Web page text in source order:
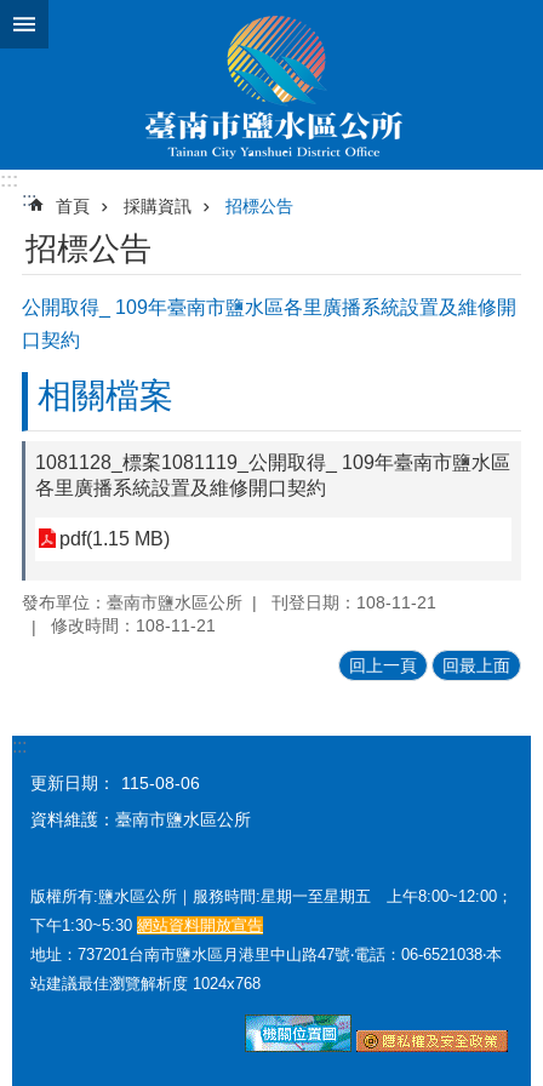
跳到主要內容區塊
:::
:::
首頁 採購資訊 招標公告
招標公告
公開取得_ 109年臺南市鹽水區各里廣播系統設置及維修開
口契約
相關檔案
1081128_標案1081119_公開取得_ 109年臺南市鹽水區
各里廣播系統設置及維修開口契約
pdf(1.15 MB)
發布單位：臺南市鹽水區公所
刊登日期：108-11-21
修改時間：108-11-21
回上一頁 回最上面
:::
更新日期：
115-08-06
資料維護：臺南市鹽水區公所
版權所有:鹽水區公所｜服務時間:星期一至星期五 上午8:00~12:00；
下午1:30~5:30 網站資料開放宣告
地址：737201台南市鹽水區月港里中山路47號‧電話：06-6521038‧本
站建議最佳瀏覽解析度 1024x768